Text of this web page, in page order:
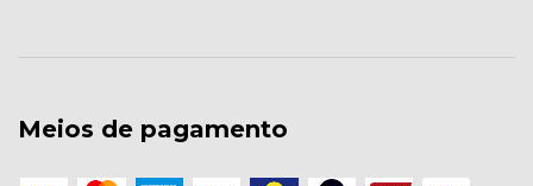
Meios de pagamento